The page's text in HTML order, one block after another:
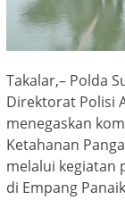
Takalar,– Polda
Direktorat Polisi
menegaskan
Ketahanan
melalui kegiatan
di Empang